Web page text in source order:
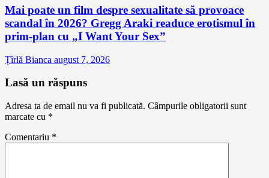
Mai poate un film despre sexualitate să provoace
scandal în 2026? Gregg Araki readuce erotismul în
prim-plan cu „I Want Your Sex”
Țîrlă Bianca august 7, 2026
Lasă un răspuns
Adresa ta de email nu va fi publicată. Câmpurile obligatorii sunt
marcate cu *
Comentariu *